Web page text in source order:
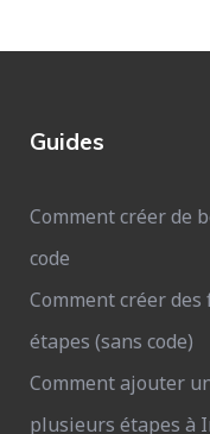
Guides
Comment créer de
code
Comment créer
étapes (sans code)
Comment ajouter
plusieurs étapes à